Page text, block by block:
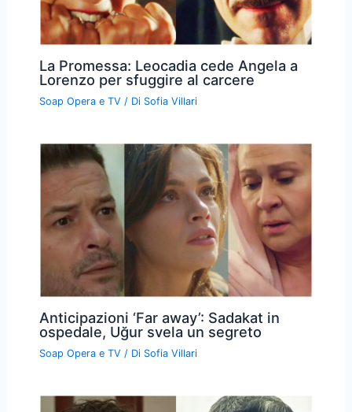
La Promessa: Leocadia cede Angela a
Lorenzo per sfuggire al carcere
Soap Opera e TV / Di Sofia Villari
Anticipazioni ‘Far away’: Sadakat in
ospedale, Uğur svela un segreto
Soap Opera e TV / Di Sofia Villari